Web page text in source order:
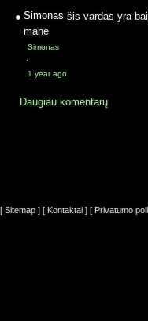
Simonas šis vardas yra
mane
Simonas
·
1 year ago
Daugiau komentarų
[ Sitemap ] [ Kontaktai ] [ Privatumo